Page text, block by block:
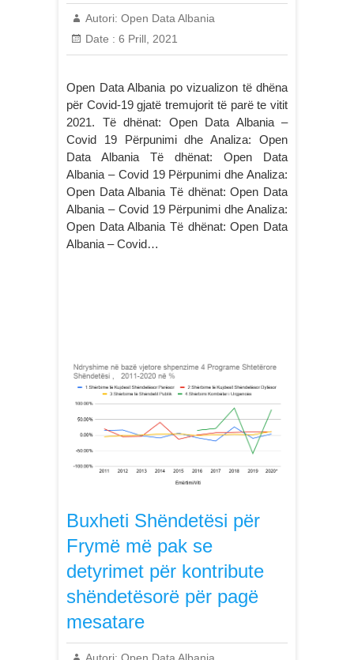
Autori: Open Data Albania
Date : 6 Prill, 2021
Open Data Albania po vizualizon të dhëna
për Covid-19 gjatë tremujorit të parë te vitit
2021. Të dhënat: Open Data Albania –
Covid 19 Përpunimi dhe Analiza: Open
Data Albania Të dhënat: Open Data
Albania – Covid 19 Përpunimi dhe Analiza:
Open Data Albania Të dhënat: Open Data
Albania – Covid 19 Përpunimi dhe Analiza:
Open Data Albania Të dhënat: Open Data
Albania – Covid…
Buxheti Shëndetësi për
Frymë më pak se
detyrimet për kontribute
shëndetësorë për pagë
mesatare